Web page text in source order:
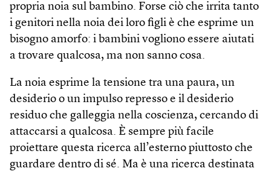
propria noia sul bambino. Forse ciò che irrita tanto
i genitori nella noia dei loro figli è che esprime un
bisogno amorfo: i bambini vogliono essere aiutati
a trovare qualcosa, ma non sanno cosa.
La noia esprime la tensione tra una paura, un
desiderio o un impulso represso e il desiderio
residuo che galleggia nella coscienza, cercando di
attaccarsi a qualcosa. È sempre più facile
proiettare questa ricerca all’esterno piuttosto che
guardare dentro di sé. Ma è una ricerca destinata